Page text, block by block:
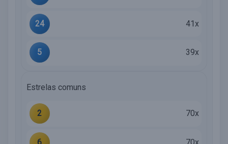
24 41x
5 39x
Estrelas comuns
2 70x
6 70x